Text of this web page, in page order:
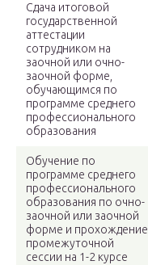
Сдача итоговой
государственной
аттестации
сотрудником на
заочной или очно-
заочной форме,
обучающимся по
программе среднего
профессионального
образования
Обучение по
программе среднего
профессионального
образования по очно-
заочной или заочной
форме и прохождение
промежуточной
сессии на 1-2 курсе